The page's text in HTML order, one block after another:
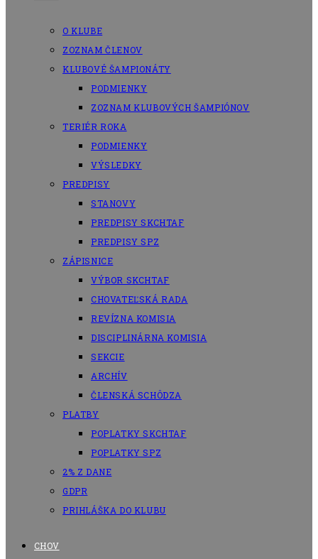
O KLUBE
ZOZNAM ČLENOV
KLUBOVÉ ŠAMPIONÁTY
PODMIENKY
ZOZNAM KLUBOVÝCH ŠAMPIÓNOV
TERIÉR ROKA
PODMIENKY
VÝSLEDKY
PREDPISY
STANOVY
PREDPISY SKCHTAF
PREDPISY SPZ
ZÁPISNICE
VÝBOR SKCHTAF
CHOVATEĽSKÁ RADA
REVÍZNA KOMISIA
DISCIPLINÁRNA KOMISIA
SEKCIE
ARCHÍV
ČLENSKÁ SCHÔDZA
PLATBY
POPLATKY SKCHTAF
POPLATKY SPZ
2% Z DANE
GDPR
PRIHLÁŠKA DO KLUBU
CHOV